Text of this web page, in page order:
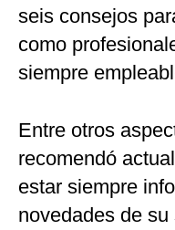
seis consejos
como
siempre
Entre otros
recomendó
estar siempre
novedades de su